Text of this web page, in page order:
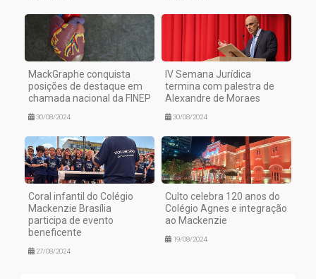
MackGraphe conquista
posições de destaque em
chamada nacional da FINEP
30/08/2024
IV Semana Jurídica
termina com palestra de
Alexandre de Moraes
30/08/2024
Coral infantil do Colégio
Mackenzie Brasília
participa de evento
beneficente
27/08/2024
Culto celebra 120 anos do
Colégio Agnes e integração
ao Mackenzie
19/08/2024